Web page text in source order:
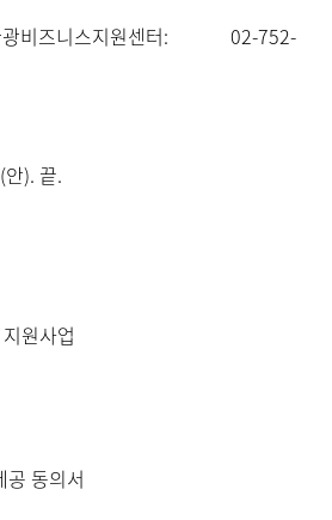
즈니스지원센터: 02-752-
(안). 끝.
원사업
공 동의서